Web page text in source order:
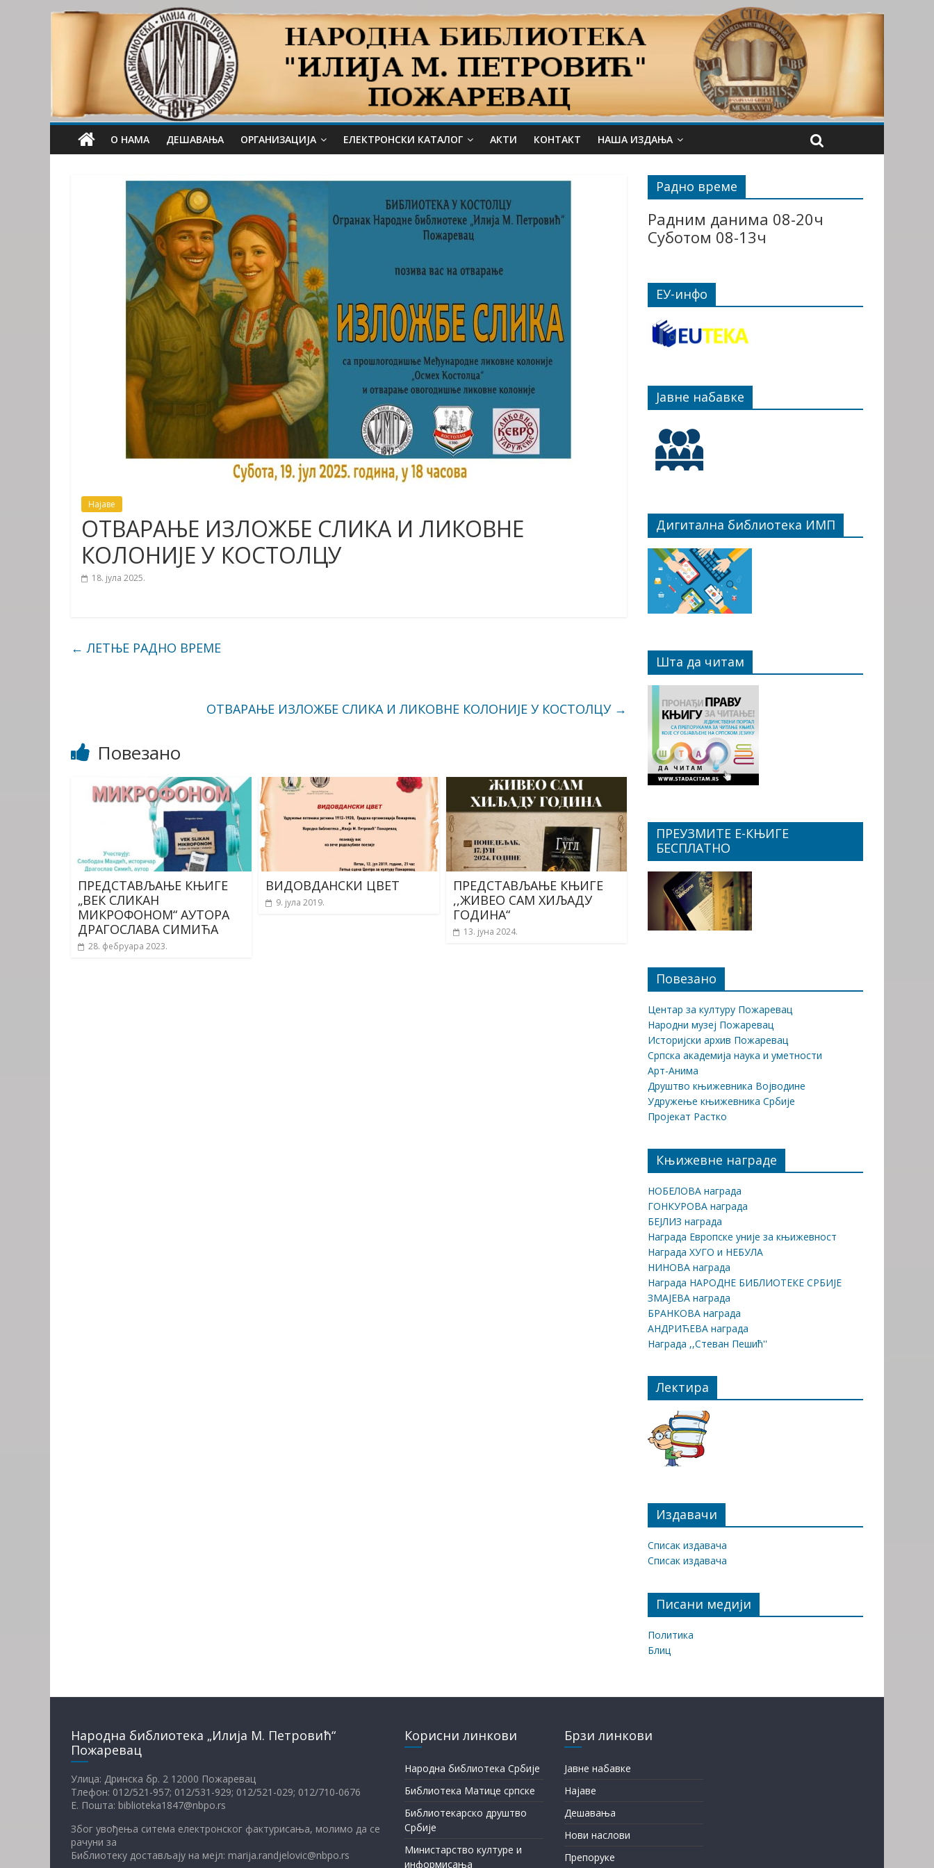
О НАМА ДЕШАВАЊА ОРГАНИЗАЦИЈА ЕЛЕКТРОНСКИ КАТАЛОГ АКТИ КОНТАКТ НАША ИЗДАЊА
Најаве
ОТВАРАЊЕ ИЗЛОЖБЕ СЛИКА И ЛИКОВНЕ
КОЛОНИЈЕ У КОСТОЛЦУ
18. јула 2025.
← ЛЕТЊЕ РАДНО ВРЕМЕ
ОТВАРАЊЕ ИЗЛОЖБЕ СЛИКА И ЛИКОВНЕ КОЛОНИЈЕ У КОСТОЛЦУ →
Повезано
ПРЕДСТАВЉАЊЕ КЊИГЕ
„ВЕК СЛИКАН
МИКРОФОНОМ“ АУТОРА
ДРАГОСЛАВА СИМИЋА
28. фебруара 2023.
ВИДОВДАНСКИ ЦВЕТ
9. јула 2019.
ПРЕДСТАВЉАЊЕ КЊИГЕ
,,ЖИВЕО САМ ХИЉАДУ
ГОДИНА“
13. јуна 2024.
Радно време
Радним данима 08-20ч
Суботом 08-13ч
ЕУ-инфо
Јавне набавке
Дигитална библиотека ИМП
Шта да читам
ПРЕУЗМИТЕ Е-КЊИГЕ
БЕСПЛАТНО
Повезано
Центар за културу Пожаревац
Народни музеј Пожаревац
Историјски архив Пожаревац
Српска академија наука и уметности
Арт-Анима
Друштво књижевника Војводине
Удружење књижевника Србије
Пројекат Растко
Књижевне награде
НОБЕЛОВА награда
ГОНКУРОВА награда
БЕЈЛИЗ награда
Награда Европске уније за књижевност
Награда ХУГО и НЕБУЛА
НИНОВА награда
Награда НАРОДНЕ БИБЛИОТЕКЕ СРБИЈЕ
ЗМАЈЕВА награда
БРАНКОВА награда
АНДРИЋЕВА награда
Награда ,,Стеван Пешић''
Лектира
Издавачи
Списак издавача
Списак издавача
Писани медији
Политика
Блиц
Народна библиотека „Илија М. Петровић“
Пожаревац
Улица: Дринска бр. 2 12000 Пожаревац
Тлефон: 012/521-957; 012/531-929; 012/521-029; 012/710-0676
Е. Пошта: biblioteka1847@nbpo.rs
Због увођења ситема електронског фактурисања, молимо да се
рачуни за
Библиотеку достављају на мејл: marija.randjelovic@nbpo.rs
Корисни линкови
Народна библиотека Србије
Библиотека Матице српске
Библиотекарско друштво
Србије
Министарство културе и
информисања
Брзи линкови
Јавне набавке
Најаве
Дешавања
Нови наслови
Препоруке